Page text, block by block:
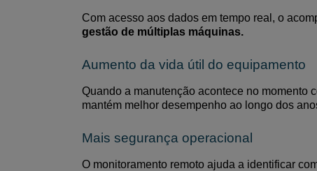
Com acesso aos dados em tempo real, o
gestão de múltiplas máquinas.
Aumento da vida útil do equipamento
Quando a manutenção acontece no momento
mantém melhor desempenho ao longo dos
Mais segurança operacional
O monitoramento remoto ajuda a identificar